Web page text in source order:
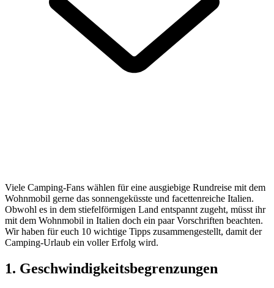
Viele Camping-Fans wählen für eine ausgiebige Rundreise mit dem
Wohnmobil gerne das sonnengeküsste und facettenreiche Italien.
Obwohl es in dem stiefelförmigen Land entspannt zugeht, müsst ihr
mit dem Wohnmobil in Italien doch ein paar Vorschriften beachten.
Wir haben für euch 10 wichtige Tipps zusammengestellt, damit der
Camping-Urlaub ein voller Erfolg wird.
1. Geschwindigkeitsbegrenzungen